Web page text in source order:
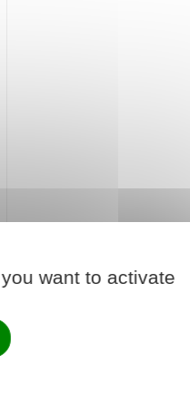
want to activate